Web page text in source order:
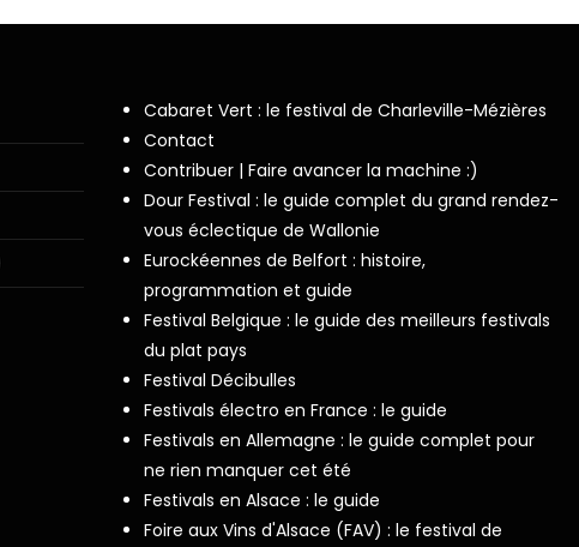
Cabaret Vert : le festival de Charleville-Mézières
Contact
Contribuer | Faire avancer la machine :)
Dour Festival : le guide complet du grand rendez-
vous éclectique de Wallonie
Eurockéennes de Belfort : histoire,
programmation et guide
Festival Belgique : le guide des meilleurs festivals
du plat pays
Festival Décibulles
Festivals électro en France : le guide
Festivals en Allemagne : le guide complet pour
ne rien manquer cet été
Festivals en Alsace : le guide
Foire aux Vins d'Alsace (FAV) : le festival de